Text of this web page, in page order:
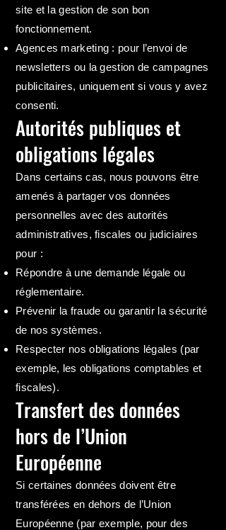
site et la gestion de son bon
fonctionnement.
Agences marketing : pour l’envoi de
newsletters ou la gestion de campagnes
publicitaires, uniquement si vous y avez
consenti.
Autorités publiques et
obligations légales
Dans certains cas, nous pouvons être
amenés à partager vos données
personnelles avec des autorités
administratives, fiscales ou judiciaires
pour :
Répondre à une demande légale ou
réglementaire.
Prévenir la fraude ou garantir la sécurité
de nos systèmes.
Respecter nos obligations légales (par
exemple, les obligations comptables et
fiscales).
Transfert des données
hors de l’Union
Européenne
Si certaines données doivent être
transférées en dehors de l’Union
Européenne (par exemple, pour des